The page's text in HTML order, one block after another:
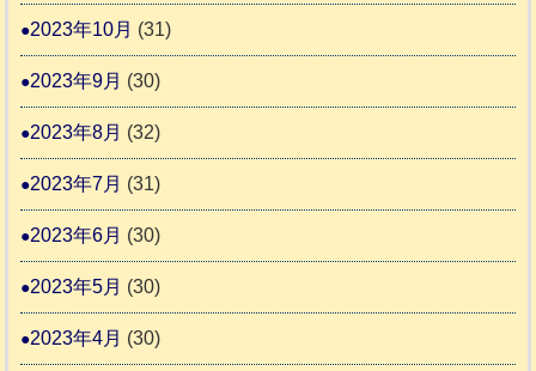
2023年10月 (31)
2023年9月 (30)
2023年8月 (32)
2023年7月 (31)
2023年6月 (30)
2023年5月 (30)
2023年4月 (30)